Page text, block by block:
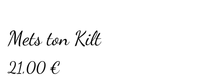
Mets ton Kilt
21,00 €